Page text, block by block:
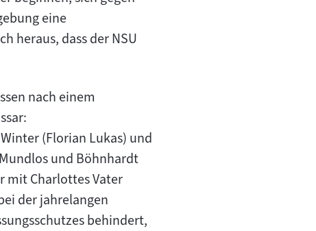
eine
heraus, dass der NSU
nach einem
(Florian Lukas) und
und Böhnhardt
mit Charlottes Vater
der jahrelangen
behindert,